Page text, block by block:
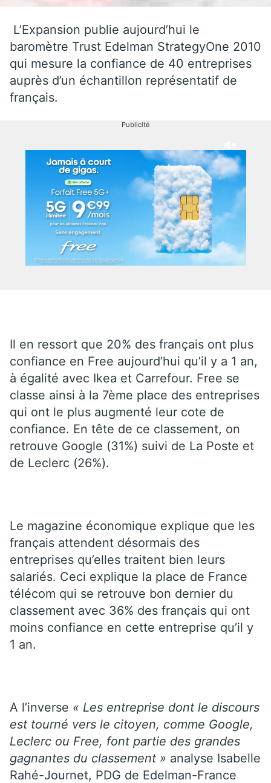
L’Expansion publie aujourd’hui le
baromètre Trust Edelman StrategyOne 2010
qui mesure la confiance de 40 entreprises
auprès d’un échantillon représentatif de
français.
Publicité
Il en ressort que 20% des français ont plus
confiance en Free aujourd’hui qu’il y a 1 an,
à égalité avec Ikea et Carrefour. Free se
classe ainsi à la 7ème place des entreprises
qui ont le plus augmenté leur cote de
confiance. En tête de ce classement, on
retrouve Google (31%) suivi de La Poste et
de Leclerc (26%).
Le magazine économique explique que les
français attendent désormais des
entreprises qu’elles traitent bien leurs
salariés. Ceci explique la place de France
télécom qui se retrouve bon dernier du
classement avec 36% des français qui ont
moins confiance en cette entreprise qu’il y
1 an.
A l’inverse « Les entreprise dont le discours
est tourné vers le citoyen, comme Google,
Leclerc ou Free, font partie des grandes
gagnantes du classement » analyse Isabelle
Rahé-Journet, PDG de Edelman-France